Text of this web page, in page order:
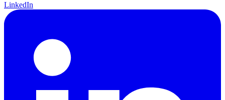
LinkedIn